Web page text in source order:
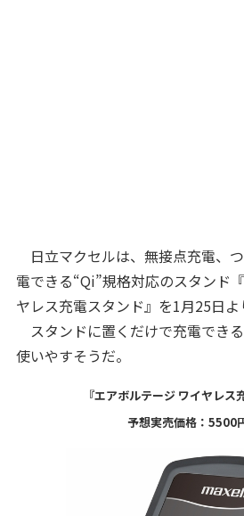
日立マクセルは、無接点充電、
電できる“Qi”規格対応のスタンド
ヤレス充電スタンド』を1月25日よ
スタンドに置くだけで充電でき
使いやすそうだ。
『エアボルテージ ワイヤレス
予想実売価格：5500